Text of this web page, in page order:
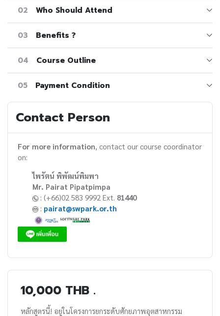
02 Who Should Attend
03 Benefits ?
04 Course Outline
05 Payment Condition
Contact Person
For more information, contact our course coordinator
on:
ไพรัตน์ พิพัฒน์พิมพา
Mr. Pairat Pipatpimpa
: (+66)02 583 9992 Ext. 81440
: pairat@swpark.or.th
10,000 THB .
หลักสูตรนี้! อยู่ในโครงการยกระดับศักยภาพอุตสาหกรรม